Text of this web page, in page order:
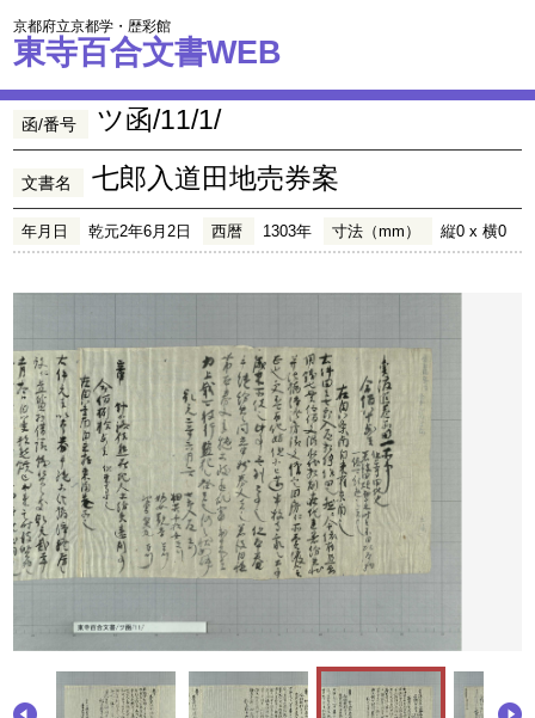
京都府立京都学・歴彩館
東寺百合文書WEB
函/番号 ツ函/11/1/
文書名 七郎入道田地売券案
年月日 乾元2年6月2日 西暦 1303年 寸法（mm） 縦0 x 横0